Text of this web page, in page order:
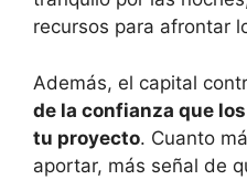
recursos para afrontar
Además, el capital
de la confianza que
tu proyecto. Cuanto
aportar, más señal de